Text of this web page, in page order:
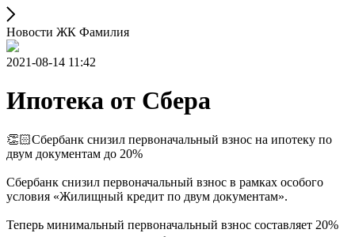
Новости ЖК Фамилия
2021-08-14 11:42
Ипотека от Сбера
👏🏻Сбербанк снизил первоначальный взнос на ипотеку по
двум документам до 20%
Сбербанк снизил первоначальный взнос в рамках особого
условия «Жилищный кредит по двум документам».
Теперь минимальный первоначальный взнос составляет 20%